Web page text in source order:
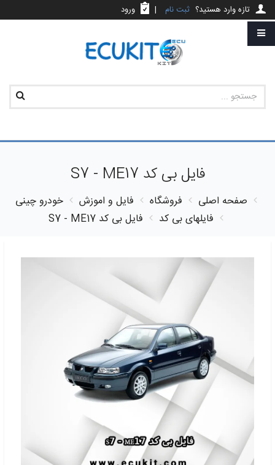
تازه وارد هستید؟ ثبت نام | ورود
فایل بی کد S7 - ME17
صفحه اصلی فروشگاه فایل و اموزش
خودرو چینی
فایلهای بی کد
فایل بی کد S7 - ME17